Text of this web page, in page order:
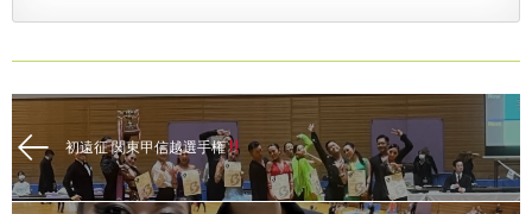
初遠征 関東甲信越選手権